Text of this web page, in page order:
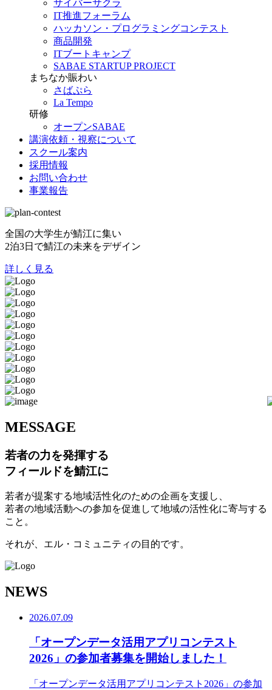
サイバーサクラ
IT推進フォーラム
ハッカソン・プログラミングコンテスト
商品開発
ITブートキャンプ
SABAE STARTUP PROJECT
まちなか賑わい
さばぷら
La Tempo
研修
オープンSABAE
講演依頼・視察について
スクール案内
採用情報
お問い合わせ
事業報告
全国の大学生が鯖江に集い
2泊3日で鯖江の未来をデザイン
詳しく見る
MESSAGE
若者の力を発揮する
フィールドを鯖江に
若者が提案する地域活性化のための企画を支援し、
若者の地域活動への参加を促進して地域の活性化に寄与する
こと。
それが、エル・コミュニティの目的です。
NEWS
2026.07.09
「オープンデータ活用アプリコンテスト
2026」の参加者募集を開始しました！
「オープンデータ活用アプリコンテスト2026」の参加